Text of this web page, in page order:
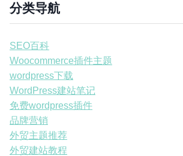
分类导航
SEO百科
Woocommerce插件主题
wordpress下载
WordPress建站笔记
免费wordpress插件
品牌营销
外贸主题推荐
外贸建站教程